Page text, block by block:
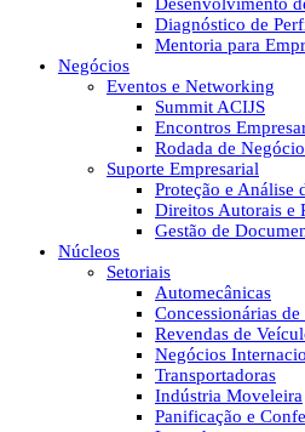
Diagnóstico de
Mentoria para
Negócios
Eventos e Networking
Summit ACIJS
Encontros
Rodada de
Suporte Empresarial
Proteção e Análise
Direitos Autorais e
Gestão de
Núcleos
Setoriais
Automecânicas
Concessionárias
Revendas de
Negócios
Transportadoras
Indústria Moveleira
Panificação e